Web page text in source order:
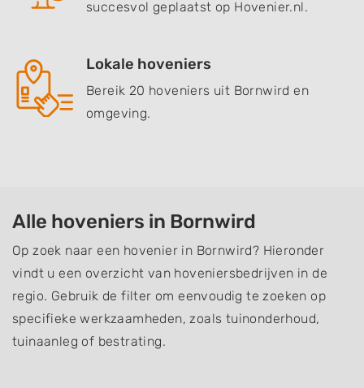
succesvol geplaatst op Hovenier.nl.
Lokale hoveniers
Bereik 20 hoveniers uit Bornwird en
omgeving.
Alle hoveniers in Bornwird
Op zoek naar een hovenier in Bornwird? Hieronder
vindt u een overzicht van hoveniersbedrijven in de
regio. Gebruik de filter om eenvoudig te zoeken op
specifieke werkzaamheden, zoals tuinonderhoud,
tuinaanleg of bestrating.